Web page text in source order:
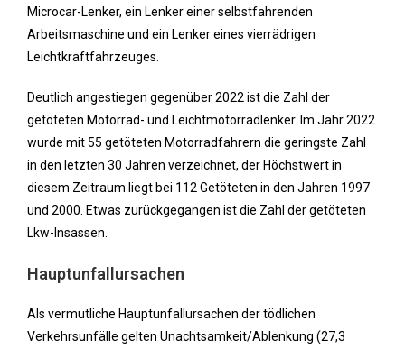
Microcar-Lenker, ein Lenker einer selbstfahrenden
Arbeitsmaschine und ein Lenker eines vierrädrigen
Leichtkraftfahrzeuges.
Deutlich angestiegen gegenüber 2022 ist die Zahl der
getöteten Motorrad- und Leichtmotorradlenker. Im Jahr 2022
wurde mit 55 getöteten Motorradfahrern die geringste Zahl
in den letzten 30 Jahren verzeichnet, der Höchstwert in
diesem Zeitraum liegt bei 112 Getöteten in den Jahren 1997
und 2000. Etwas zurückgegangen ist die Zahl der getöteten
Lkw-Insassen.
Hauptunfallursachen
Als vermutliche Hauptunfallursachen der tödlichen
Verkehrsunfälle gelten Unachtsamkeit/Ablenkung (27,3